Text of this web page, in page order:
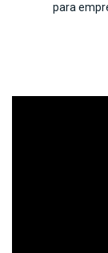
para